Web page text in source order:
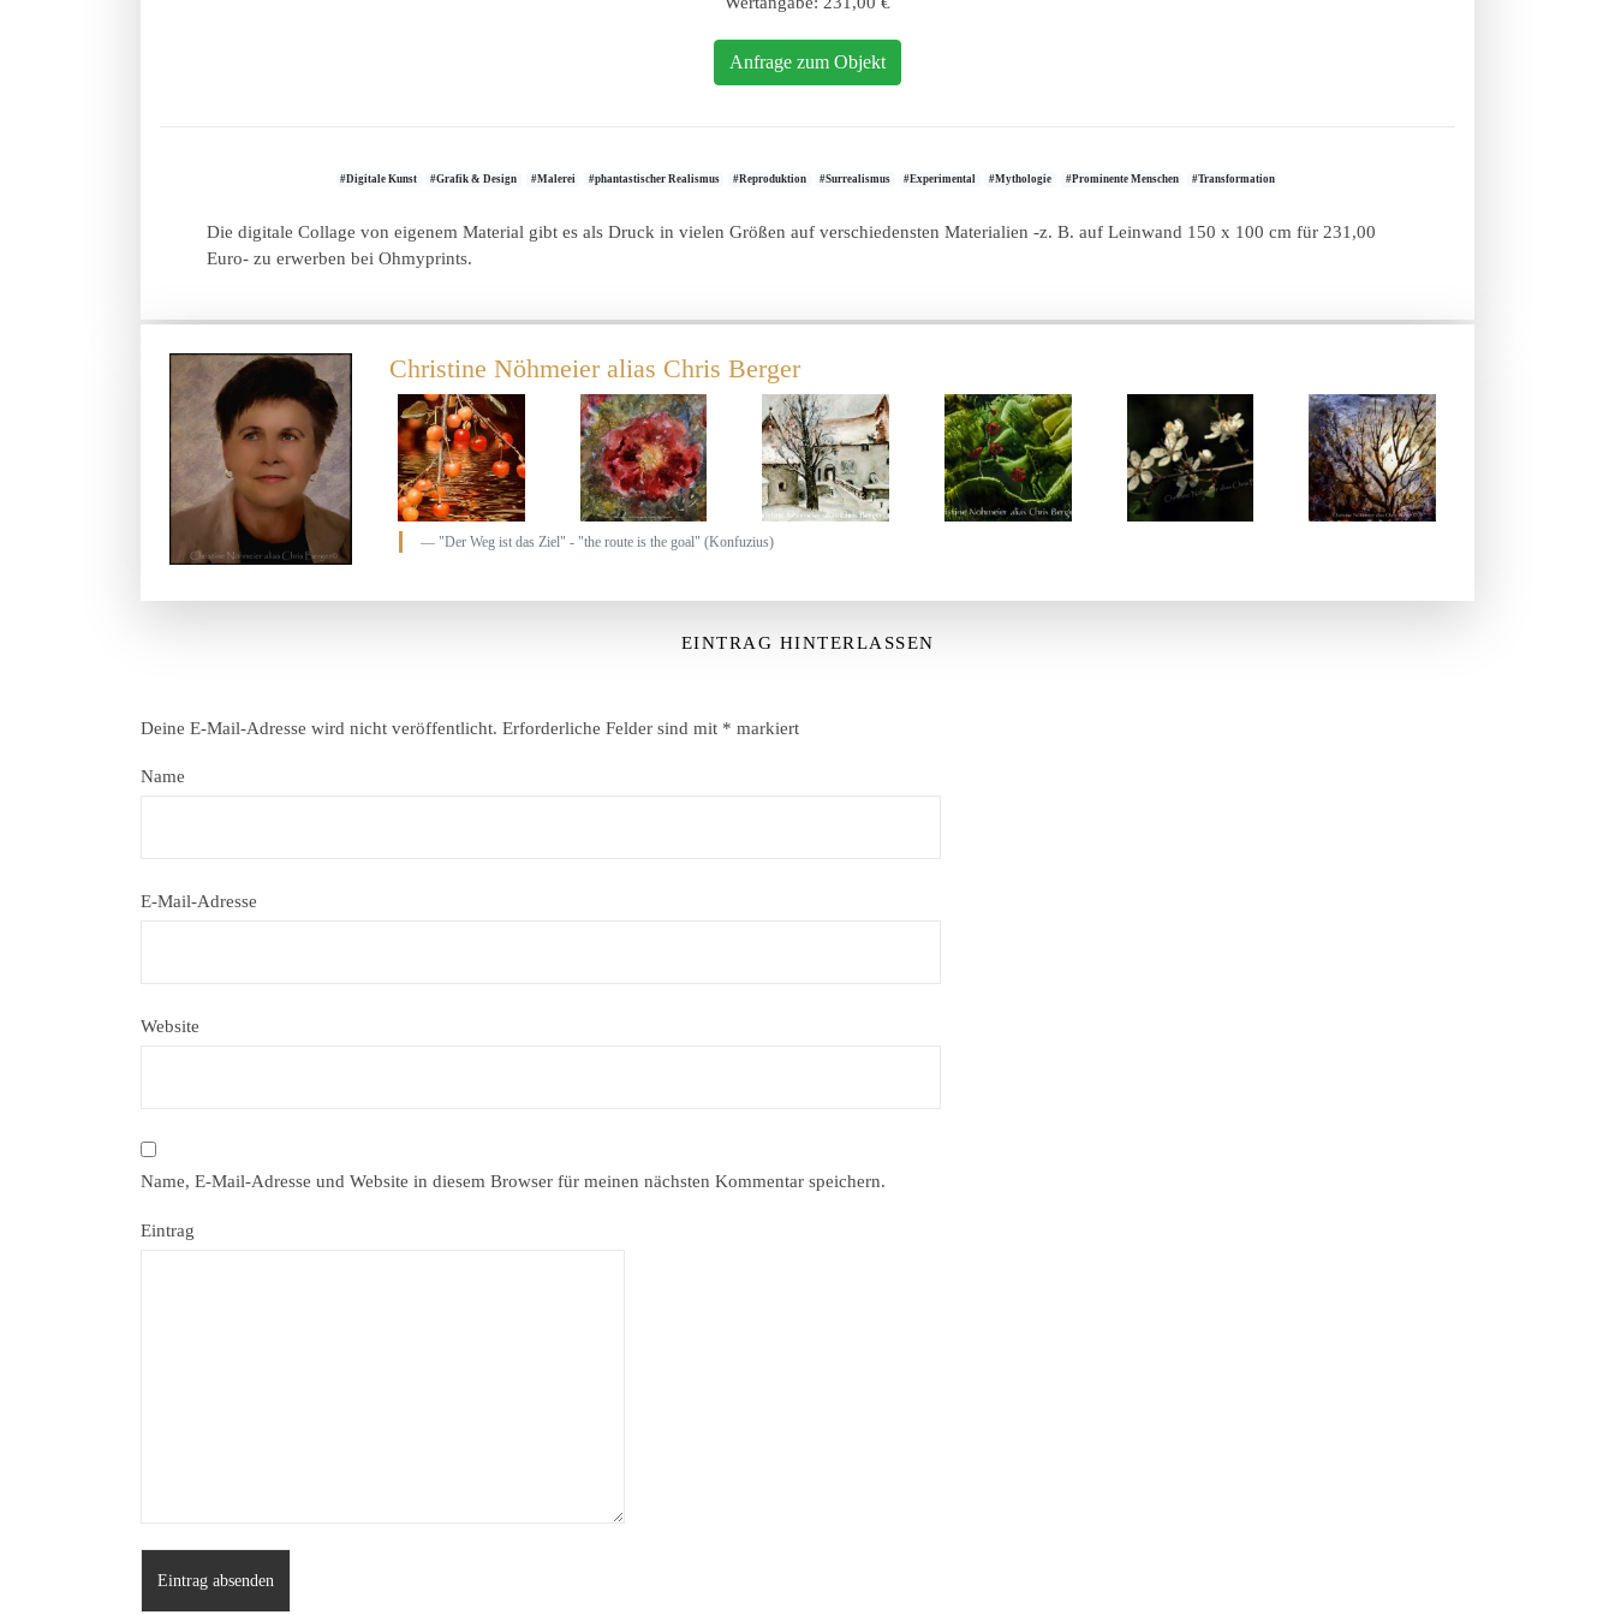
Anfrage zum Objekt
#Digitale Kunst #Grafik & Design #Malerei #phantastischer Realismus #Reproduktion #Surrealismus #Experimental #Mythologie #Prominente Menschen #Transformation
Die digitale Collage von eigenem Material gibt es als Druck in vielen Größen auf verschiedensten Materialien -z. B. auf Leinwand 150 x 100 cm für 231,00
Euro- zu erwerben bei Ohmyprints.
Christine Nöhmeier alias Chris Berger
"Der Weg ist das Ziel" - "the route is the goal" (Konfuzius)
EINTRAG HINTERLASSEN
Deine E-Mail-Adresse wird nicht veröffentlicht. Erforderliche Felder sind mit * markiert
Name
E-Mail-Adresse
Website
Name, E-Mail-Adresse und Website in diesem Browser für meinen nächsten Kommentar speichern.
Eintrag